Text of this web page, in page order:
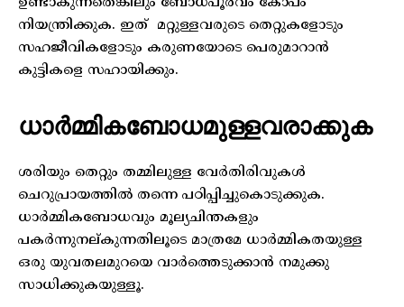
നിയന്ത്രിക്കുക. ഇത് മറ്റുള്ളവരുടെ തെറ്റുകളോടും
സഹജീവികളോടും കരുണയോടെ പെരുമാറാൻ
കുട്ടികളെ സഹായിക്കും.
ധാർമ്മികബോധമുള്ളവരാക്കുക
ശരിയും തെറ്റും തമ്മിലുള്ള വേർതിരിവുകൾ
ചെറുപ്രായത്തിൽ തന്നെ പഠിപ്പിച്ചുകൊടുക്കുക.
ധാർമ്മികബോധവും മൂല്യചിന്തകളും
പകർന്നുനല്കുന്നതിലൂടെ മാത്രമേ ധാർമ്മികതയുള്ള
ഒരു യുവതലമുറയെ വാർത്തെടുക്കാൻ നമുക്കു
സാധിക്കുകയുള്ളൂ.